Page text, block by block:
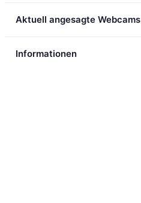
Aktuell angesagte Webcams
Informationen